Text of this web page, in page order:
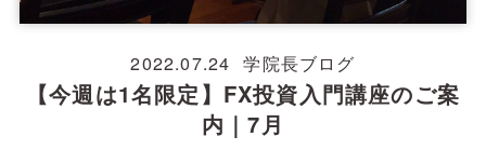
2022.07.24 学院長ブログ
【今週は1名限定】FX投資入門講座のご案
内｜7月